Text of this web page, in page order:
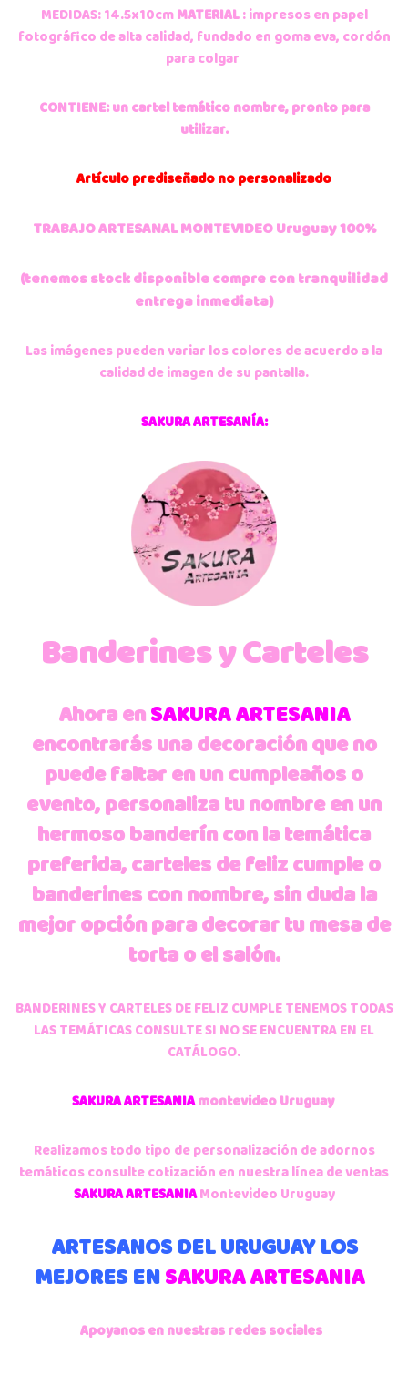
MEDIDAS: 14.5x10cmMATERIAL: impresos en papel
fotográfico de alta calidad, fundado en goma eva, cordón
para colgar
CONTIENE: un cartel temático nombre, pronto para
utilizar.
Artículoprediseñado no personalizado
TRABAJO ARTESANAL MONTEVIDEO Uruguay 100%
(tenemos stock disponible compre con tranquilidad
entrega inmediata)
Las imágenes pueden variar los colores de acuerdo a la
calidad de imagen de su pantalla.
SAKURA ARTESANÍA:
Banderines y Carteles
Ahora enSAKURA ARTESANIA
encontrarás una decoración que no
puede faltar en un cumpleaños o
evento, personaliza tu nombre en un
hermoso banderín con la temática
preferida, carteles de feliz cumple o
banderines con nombre, sin duda la
mejor opción para decorar tu mesa de
torta o el salón.
BANDERINES Y CARTELES DE FELIZ CUMPLE TENEMOS TODAS
LAS TEMÁTICAS CONSULTE SI NO SE ENCUENTRA EN EL
CATÁLOGO.
SAKURA ARTESANIAmontevideo Uruguay
Realizamos todo tipo de personalización de adornos
temáticos consulte cotización en nuestra línea de ventas
SAKURA ARTESANIAMontevideo Uruguay
ARTESANOS DEL URUGUAY LOS
MEJORES ENSAKURA ARTESANIA
Apoyanos en nuestras redes sociales